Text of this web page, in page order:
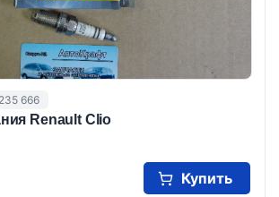
666
Renault Clio
Купить